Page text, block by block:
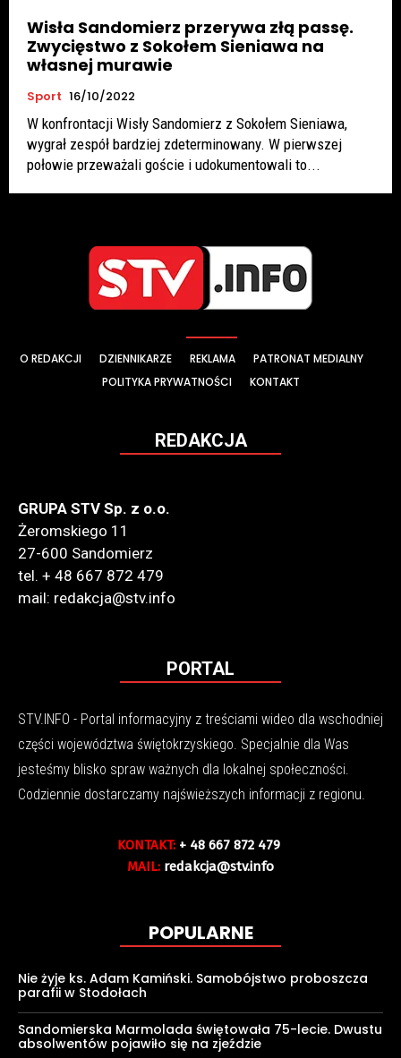
Wisła Sandomierz przerywa złą passę.
Zwycięstwo z Sokołem Sieniawa na
własnej murawie
Sport 16/10/2022
W konfrontacji Wisły Sandomierz z Sokołem Sieniawa,
wygrał zespół bardziej zdeterminowany. W pierwszej
połowie przeważali goście i udokumentowali to...
O REDAKCJI DZIENNIKARZE REKLAMA
PATRONAT MEDIALNY
POLITYKA PRYWATNOŚCI
KONTAKT
REDAKCJA
GRUPA STV Sp. z o.o.
Żeromskiego 11
27-600 Sandomierz
tel. + 48 667 872 479
mail: redakcja@stv.info
PORTAL
STV.INFO - Portal informacyjny z treściami wideo dla wschodniej
części województwa świętokrzyskiego. Specjalnie dla Was
jesteśmy blisko spraw ważnych dla lokalnej społeczności.
Codziennie dostarczamy najświeższych informacji z regionu.
KONTAKT: + 48 667 872 479
MAIL: redakcja@stv.info
POPULARNE
Nie żyje ks. Adam Kamiński. Samobójstwo proboszcza
parafii w Stodołach
Sandomierska Marmolada świętowała 75-lecie. Dwustu
absolwentów pojawiło się na zjeździe